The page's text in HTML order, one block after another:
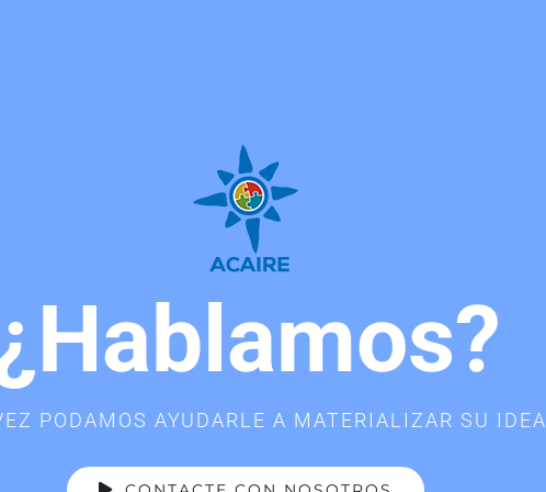
PODAMOS AYUDARLE A MATERIALIZAR SU IDEA